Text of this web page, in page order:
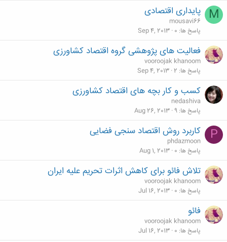
M پایداری اقتصادی
mousavi66
پاسخ ها 0
Sep 4, 2013
فعالیت های پژوهشی گروه اقتصاد کشاورزی
vooroojak khanoom
پاسخ ها 2
Sep 4, 2013
کسب و کار بچه های اقتصاد کشاورزی
nedashiva
پاسخ ها 9
Aug 26, 2013
P کاربرد روش اقتصاد سنجی فضایی
phdazmoon
پاسخ ها 0
Aug 1, 2013
تلاش فائو برای کاهش اثرات تحریم علیه ایران
vooroojak khanoom
پاسخ ها 0
Jul 16, 2013
فائو
vooroojak khanoom
پاسخ ها 0
Jul 16, 2013